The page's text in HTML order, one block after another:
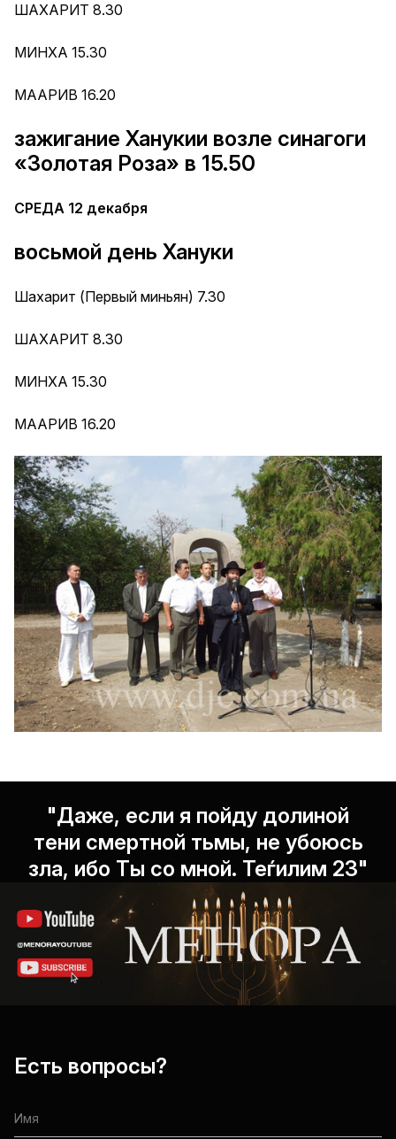
ШАХАРИТ 8.30
МИНХА 15.30
МААРИВ 16.20
зажигание Ханукии возле синагоги
«Золотая Роза» в 15.50
СРЕДА 12 декабря
восьмой день Хануки
Шахарит (Первый миньян) 7.30
ШАХАРИТ 8.30
МИНХА 15.30
МААРИВ 16.20
"Даже, если я пойду долиной
тени смертной тьмы, не убоюсь
зла, ибо Ты со мной. Теѓилим 23"
Есть вопросы?